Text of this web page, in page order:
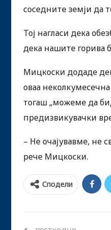
соседните земји да
Тој нагласи дека
дека нашите горива
Мицкоски додаде
оваа
тогаш „можеме да
предизвикувачки
– Не очајувавме, не
рече Мицкоски.
Сподели